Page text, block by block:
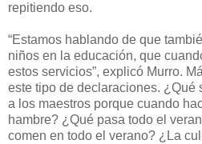
repitiendo eso.
“Estamos hablando de que
niños en la educación, que
estos servicios”, explicó Murro.
este tipo de declaraciones. ¿Qué
a los maestros porque cuando
hambre? ¿Qué pasa todo el
comen en todo el verano? ¿La